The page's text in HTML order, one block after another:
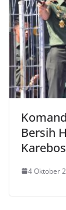
Bersih
4 Oktober